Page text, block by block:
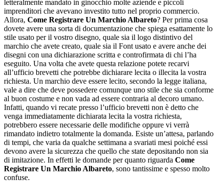
letteralmente mandato in ginocchio molte aziende e piccoli
imprenditori che avevano investito tutto nel proprio commercio.
Allora, Come Registrare Un Marchio Albareto? Per prima cosa
dovete avere una sorta di documentazione che spiega esattamente lo
stile usato per il vostro disegno, quale sia il logo distintivo del
marchio che avete creato, quale sia il Font usato e avere anche dei
disegni con una dichiarazione scritta e controfirmata di chi l’ha
eseguito. Una volta che avete questa relazione potete recarvi
all’ufficio brevetti che potrebbe dichiarare lecita o illecita la vostra
richiesta. Un marchio deve essere lecito, secondo la legge italiana,
vale a dire che deve possedere comunque uno stile che sia conforme
al buon costume e non vada ad essere contraria al decoro umano.
Infatti, quando vi recate presso l’ufficio brevetti non è detto che
venga immediatamente dichiarata lecita la vostra richiesta,
potrebbero essere necessarie delle modifiche oppure vi verrà
rimandato indietro totalmente la domanda. Esiste un’attesa, parlando
di tempi, che varia da qualche settimana a svariati mesi poiché essi
devono avere la sicurezza che quello che state depositando non sia
di imitazione. In effetti le domande per quanto riguarda Come
Registrare Un Marchio Albareto, sono tantissime e spesso molto
confuse.